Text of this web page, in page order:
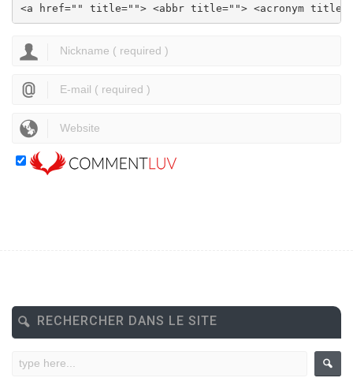
<a href="" title=""> <abbr title=""> <acronym
RECHERCHER DANS LE SITE